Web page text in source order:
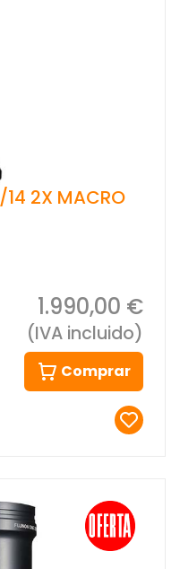
2X MACRO
1.990,00 €
(IVA incluido)
Comprar